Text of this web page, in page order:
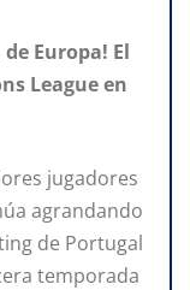
Europa! El
League en
jugadores
agrandando
de Portugal
temporada